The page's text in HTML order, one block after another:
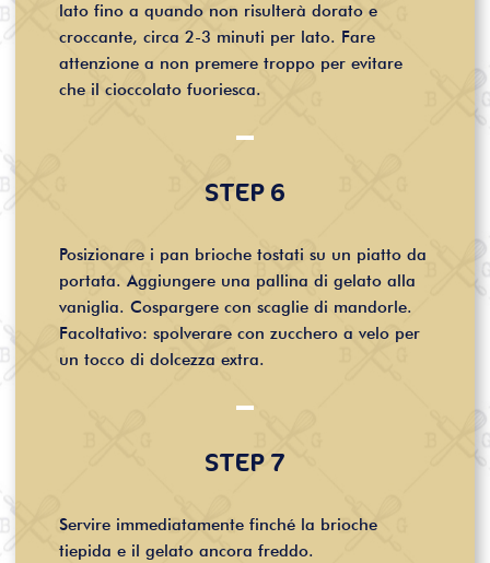
lato fino a quando non risulterà dorato e
croccante, circa 2-3 minuti per lato. Fare
attenzione a non premere troppo per evitare
che il cioccolato fuoriesca.
STEP 6
Posizionare i pan brioche tostati su un piatto da
portata. Aggiungere una pallina di gelato alla
vaniglia. Cospargere con scaglie di mandorle.
Facoltativo: spolverare con zucchero a velo per
un tocco di dolcezza extra.
STEP 7
Servire immediatamente finché la brioche
tiepida e il gelato ancora freddo.